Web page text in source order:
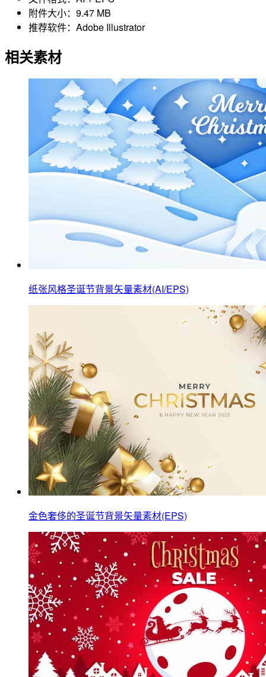
附件大小： 9.47 MB
推荐软件： Adobe Illustrator
相关素材
纸张风格圣诞节背景矢量素材(AI/EPS)
金色奢侈的圣诞节背景矢量素材(EPS)